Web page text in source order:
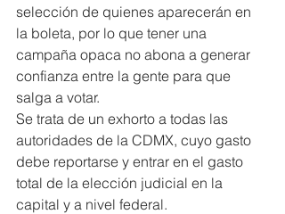
selección de quienes aparecerán en
la boleta, por lo que tener una
campaña opaca no abona a generar
confianza entre la gente para que
salga a votar.
Se trata de un exhorto a todas las
autoridades de la CDMX, cuyo gasto
debe reportarse y entrar en el gasto
total de la elección judicial en la
capital y a nivel federal.